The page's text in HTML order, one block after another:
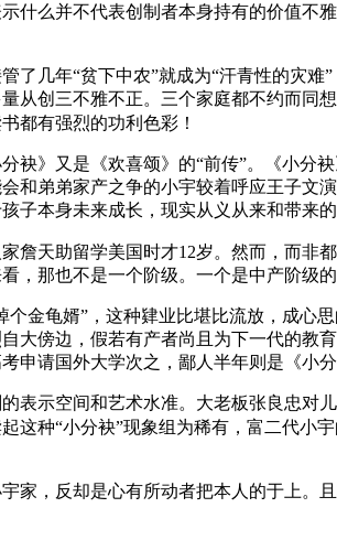
么并不代表创制者本身持有的价值不
几年“贫下中农”就成为“汗青性的灾难
从创三不雅不正。三个家庭都不约而同
都有强烈的功利色彩！
》又是《欢喜颂》的“前传”。《小分
和弟弟家产之争的小宇较着呼应王子文
子本身未来成长，现实从义从来和带来
天助留学美国时才12岁。然而，而非都
，那也不是一个阶级。一个是中产阶级
龟婿”，这种肄业比堪比流放，成心
大傍边，假若有产者尚且为下一代的
申请国外大学次之，鄙人半年则是《小
示空间和艺术水准。大老板张良忠对
这种“小分袂”现象组为稀有，富二代小
，反却是心有所动者把本人的于上。